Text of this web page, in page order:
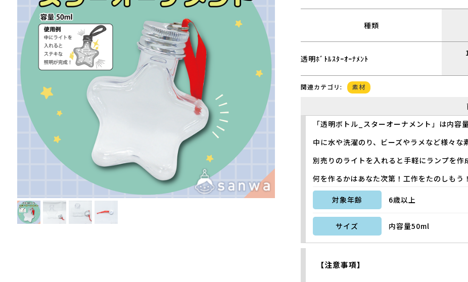
種類
透明ﾎﾞﾄﾙｽﾀｰｵｰﾅﾒﾝﾄ
関連カテゴリ: 素材
「透明ボトル_スターオーナメント」は内容
中に水や洗濯のり、ビーズやラメなど様々な
別売りのライトを入れると手軽にランプを作
何を作るかはあなた次第！工作をたのしもう
対象年齢 6歳以上
サイズ 内容量50ml
【注意事項】